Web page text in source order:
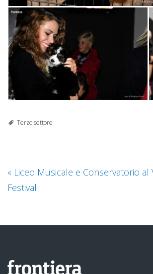
Terzo settore
« Liceo Musicale e Conservatorio
Festival